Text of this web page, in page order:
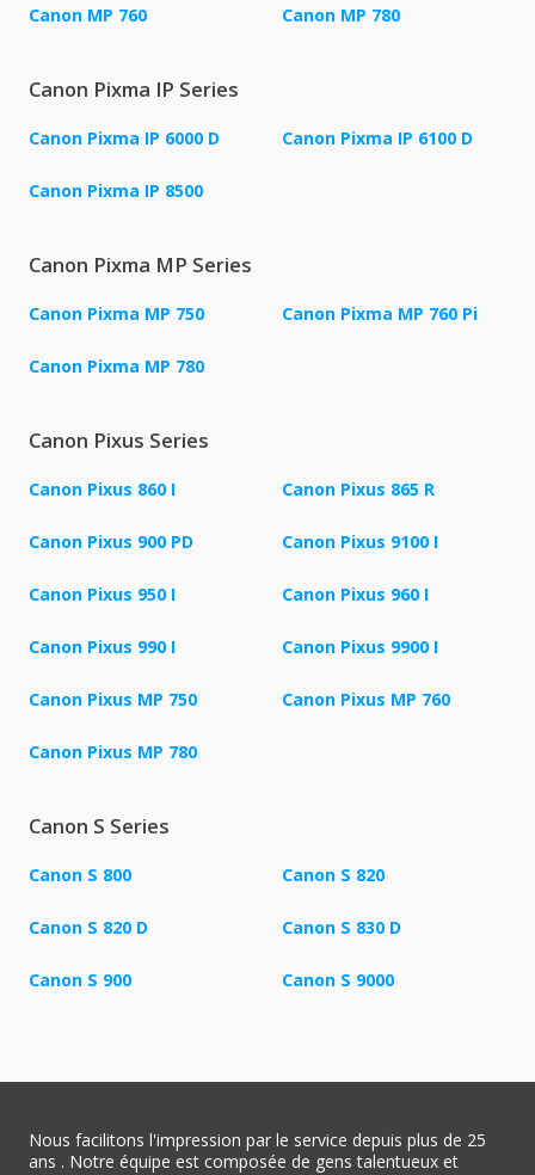
Canon MP 760 Canon MP 780
Canon Pixma IP Series
Canon Pixma IP 6000 D Canon Pixma IP 6100 D
Canon Pixma IP 8500
Canon Pixma MP Series
Canon Pixma MP 750 Canon Pixma MP 760 Pi
Canon Pixma MP 780
Canon Pixus Series
Canon Pixus 860 I Canon Pixus 865 R
Canon Pixus 900 PD Canon Pixus 9100 I
Canon Pixus 950 I Canon Pixus 960 I
Canon Pixus 990 I Canon Pixus 9900 I
Canon Pixus MP 750 Canon Pixus MP 760
Canon Pixus MP 780
Canon S Series
Canon S 800 Canon S 820
Canon S 820 D Canon S 830 D
Canon S 900 Canon S 9000
Nous facilitons l'impression par le service depuis plus de 25
ans . Notre équipe est composée de gens talentueux et